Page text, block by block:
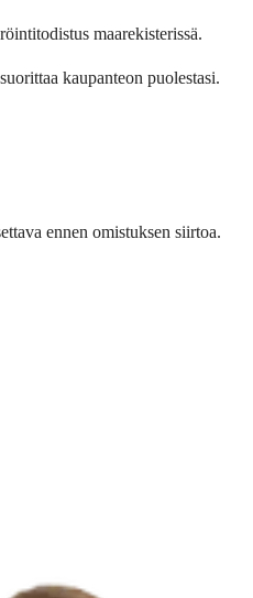
maarekisterissä.
kaupanteon puolestasi.
ennen omistuksen siirtoa.